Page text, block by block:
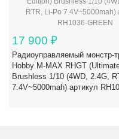
17 900 ₽
Радиоуправляемый монстр-
Hobby M-MAX RHGT
Brushless 1/10 (4WD, 2.4G,
7.4V~5000mah) артикул